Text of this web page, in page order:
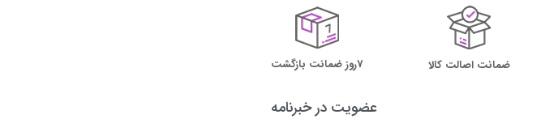
ضمانت اصالت کالا 7روز ضمانت بازگشت
عضویت در خبرنامه